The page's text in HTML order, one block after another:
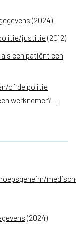
(2024)
justitie (2012)
een patiënt een
of de politie
werknemer? –
(2024)